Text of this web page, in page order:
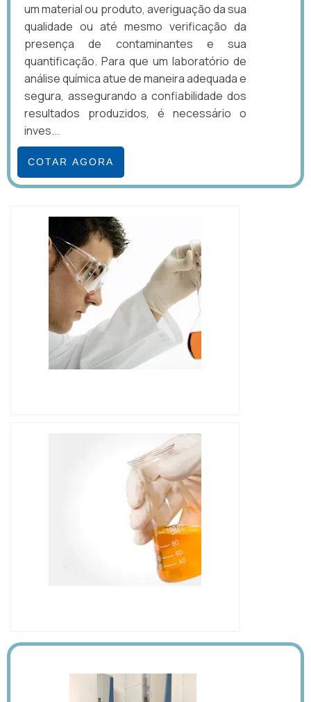
um material ou produto, averiguação da sua
qualidade ou até mesmo verificação da
presença de contaminantes e sua
quantificação. Para que um laboratório de
análise química atue de maneira adequada e
segura, assegurando a confiabilidade dos
resultados produzidos, é necessário o
inves...
COTAR AGORA